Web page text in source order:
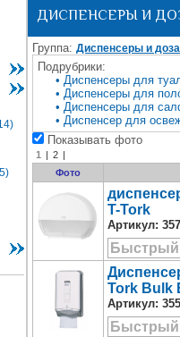
ДИСПЕНСЕРЫ И
Группа: Диспенсеры и
Подрубрики:
• Диспенсеры для
• Диспенсеры для
• Диспенсеры для
• Диспенсер для
Показывать фото
1 | 2 |
Фото
T-Tork
Артикул:
Tork Bulk
Артикул: